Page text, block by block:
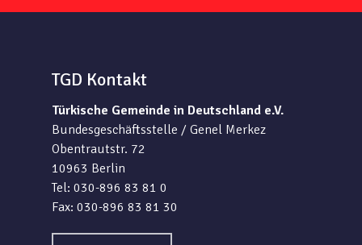
TGD Kontakt
Türkische Gemeinde in Deutschland e.V.
Bundesgeschäftsstelle / Genel Merkez
Obentrautstr. 72
10963 Berlin
Tel: 030-896 83 81 0
Fax: 030-896 83 81 30